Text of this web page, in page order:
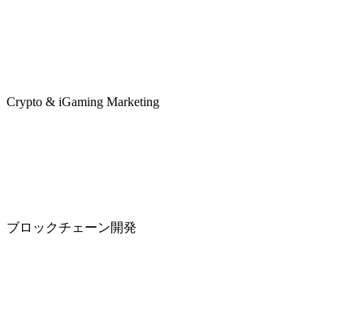
Crypto & iGaming Marketing
ブロックチェーン開発